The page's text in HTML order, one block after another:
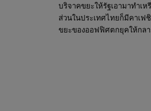
บริจาคขยะให้รัฐเอามาทำเ
ส่วนในประเทศไทยก็มีคาเฟ
ขยะของออฟฟิศตกยุคให้กลา